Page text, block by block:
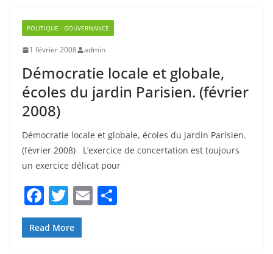
o
k
Démocratie locale et globale,
écoles du jardin Parisien. (février
2008)
Démocratie locale et globale, écoles du jardin Parisien.
(février 2008) L’exercice de concertation est toujours
un exercice délicat pour
F
a
c
e
b
T
w
itt
er
E
m
ai
P
Read More